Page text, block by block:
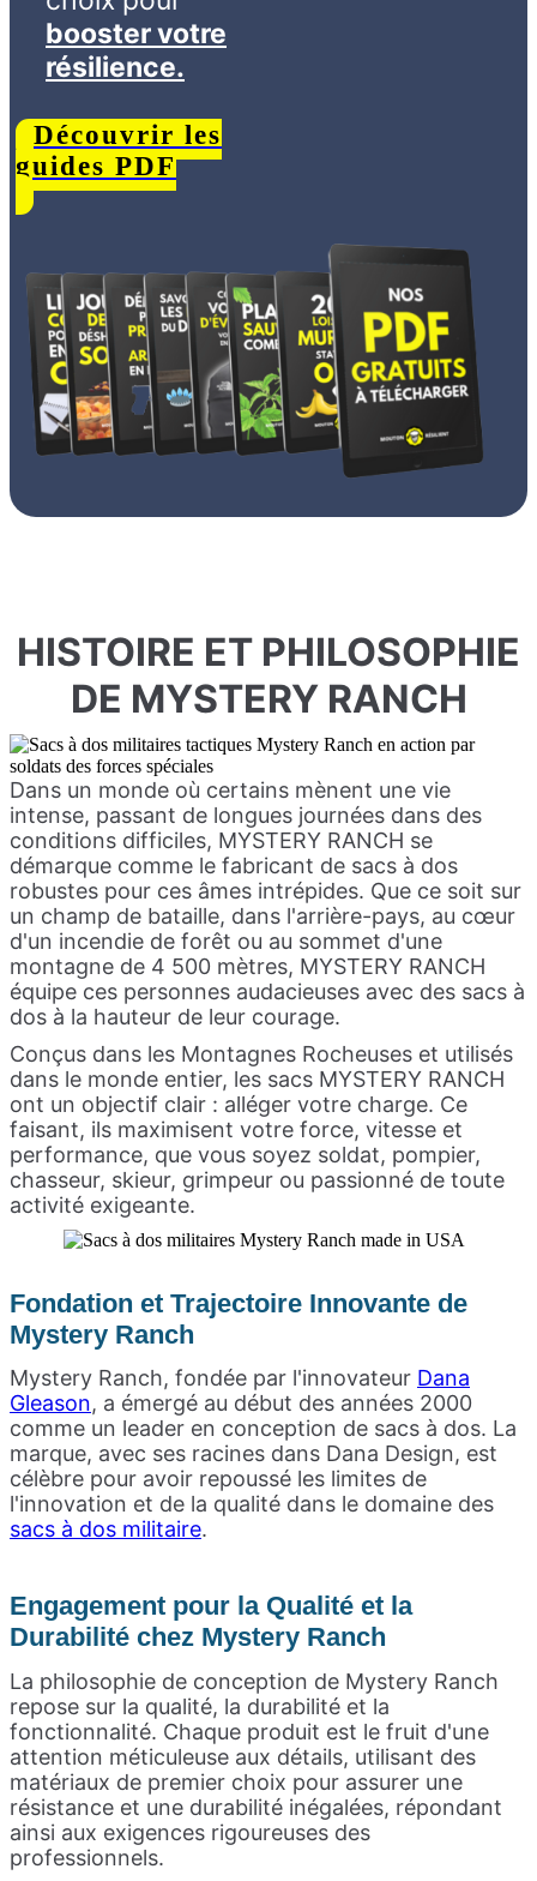
booster votre
résilience.
Découvrir les
guides PDF
HISTOIRE ET PHILOSOPHIE
DE MYSTERY RANCH
Dans un monde où certains mènent une vie
intense, passant de longues journées dans des
conditions difficiles, MYSTERY RANCH se
démarque comme le fabricant de sacs à dos
robustes pour ces âmes intrépides. Que ce soit sur
un champ de bataille, dans l'arrière-pays, au cœur
d'un incendie de forêt ou au sommet d'une
montagne de 4 500 mètres, MYSTERY RANCH
équipe ces personnes audacieuses avec des sacs à
dos à la hauteur de leur courage.
Conçus dans les Montagnes Rocheuses et utilisés
dans le monde entier, les sacs MYSTERY RANCH
ont un objectif clair : alléger votre charge. Ce
faisant, ils maximisent votre force, vitesse et
performance, que vous soyez soldat, pompier,
chasseur, skieur, grimpeur ou passionné de toute
activité exigeante.
Fondation et Trajectoire Innovante de
Mystery Ranch
Mystery Ranch, fondée par l'innovateur Dana
Gleason, a émergé au début des années 2000
comme un leader en conception de sacs à dos. La
marque, avec ses racines dans Dana Design, est
célèbre pour avoir repoussé les limites de
l'innovation et de la qualité dans le domaine des
sacs à dos militaire.
Engagement pour la Qualité et la
Durabilité chez Mystery Ranch
La philosophie de conception de Mystery Ranch
repose sur la qualité, la durabilité et la
fonctionnalité. Chaque produit est le fruit d'une
attention méticuleuse aux détails, utilisant des
matériaux de premier choix pour assurer une
résistance et une durabilité inégalées, répondant
ainsi aux exigences rigoureuses des
professionnels.